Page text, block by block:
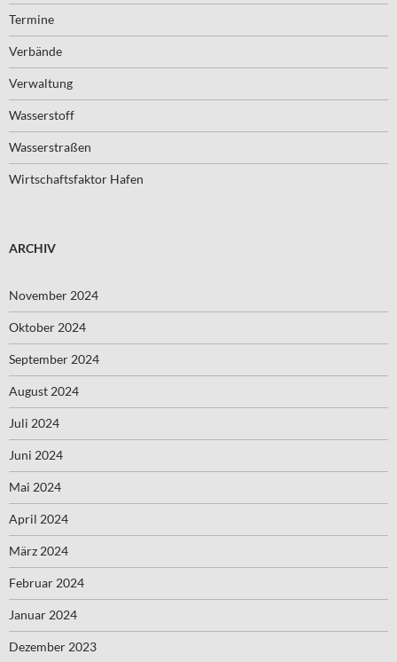
Termine
Verbände
Verwaltung
Wasserstoff
Wasserstraßen
Wirtschaftsfaktor Hafen
ARCHIV
November 2024
Oktober 2024
September 2024
August 2024
Juli 2024
Juni 2024
Mai 2024
April 2024
März 2024
Februar 2024
Januar 2024
Dezember 2023